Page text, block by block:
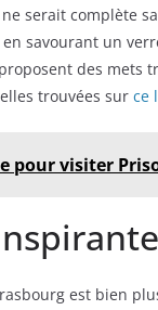
serait complète
savourant un
proposent des mets
trouvées sur ce
pour visiter
est bien